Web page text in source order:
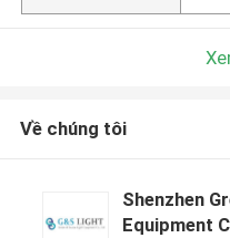
Về chúng tôi
Shenzhen
Equipment